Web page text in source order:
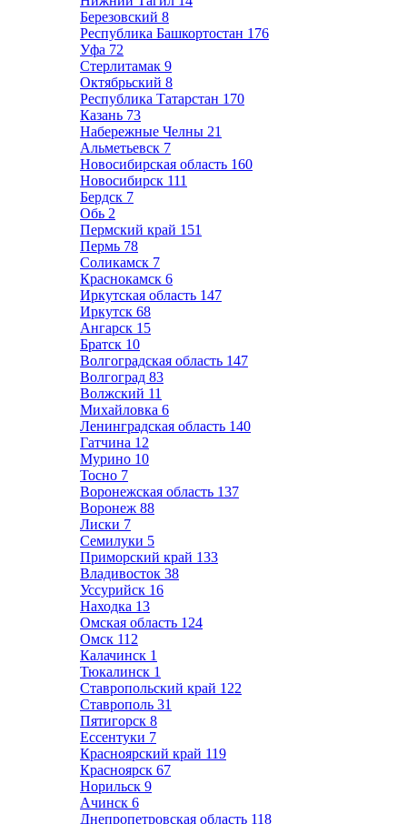
Березовский 8
Республика Башкортостан 176
Уфа 72
Стерлитамак 9
Октябрьский 8
Республика Татарстан 170
Казань 73
Набережные Челны 21
Альметьевск 7
Новосибирская область 160
Новосибирск 111
Бердск 7
Обь 2
Пермский край 151
Пермь 78
Соликамск 7
Краснокамск 6
Иркутская область 147
Иркутск 68
Ангарск 15
Братск 10
Волгоградская область 147
Волгоград 83
Волжский 11
Михайловка 6
Ленинградская область 140
Гатчина 12
Мурино 10
Тосно 7
Воронежская область 137
Воронеж 88
Лиски 7
Семилуки 5
Приморский край 133
Владивосток 38
Уссурийск 16
Находка 13
Омская область 124
Омск 112
Калачинск 1
Тюкалинск 1
Ставропольский край 122
Ставрополь 31
Пятигорск 8
Ессентуки 7
Красноярский край 119
Красноярск 67
Норильск 9
Ачинск 6
Днепропетровская область 118